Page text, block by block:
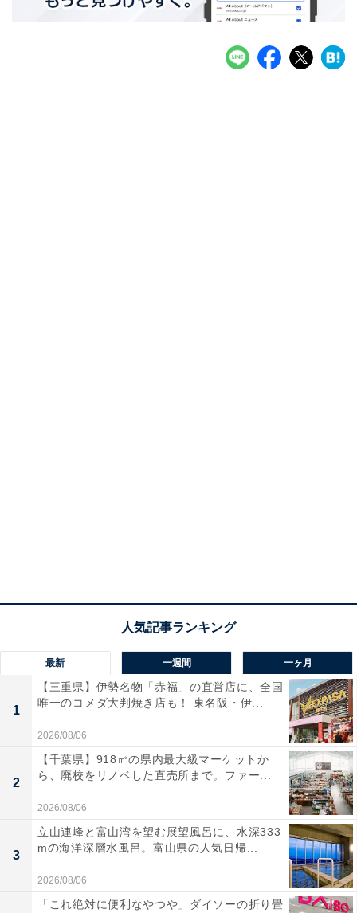
最新 一週間 一ヶ月
1
【三重県】伊勢名物「赤福」の直営店に、全国
唯一のコメダ大判焼き店も！ 東名阪・伊...
2026/08/06
2
【千葉県】918㎡の県内最大級マーケットか
ら、廃校をリノベした直売所まで。ファー...
2026/08/06
3
立山連峰と富山湾を望む展望風呂に、水深333
mの海洋深層水風呂。富山県の人気日帰...
2026/08/06
「これ絶対に便利なやつや」ダイソーの折り畳